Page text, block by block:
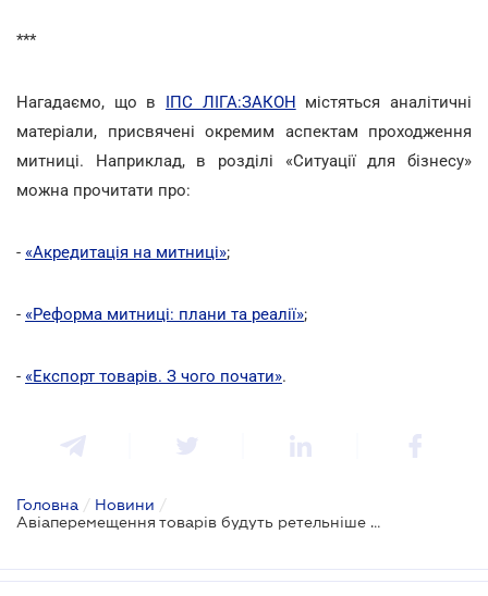
***
Нагадаємо, що в ІПС ЛІГА:ЗАКОН містяться аналітичні
матеріали, присвячені окремим аспектам проходження
митниці. Наприклад, в розділі «Ситуації для бізнесу»
можна прочитати про:
- «Акредитація на митниці»;
- «Реформа митниці: плани та реалії»;
- «Експорт товарів. З чого почати».
Головна / Новини /
Авіаперемещення товарів будуть ретельніше контролювати